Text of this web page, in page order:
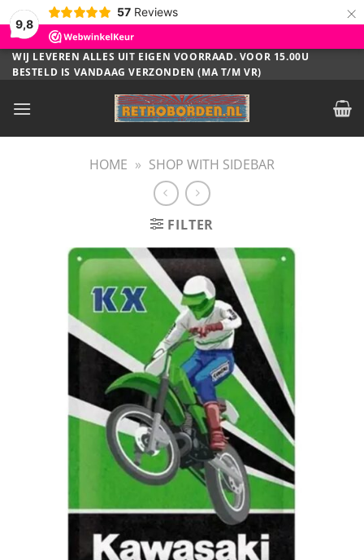
9,8
57 Reviews ×
Ga
naar
WIJ LEVEREN ALLES UIT EIGEN VOORRAAD. VOOR 15.00U
BESTELD IS VANDAAG VERZONDEN (MA T/M VR)
HOME » SHOP WITH SIDEBAR
FILTER